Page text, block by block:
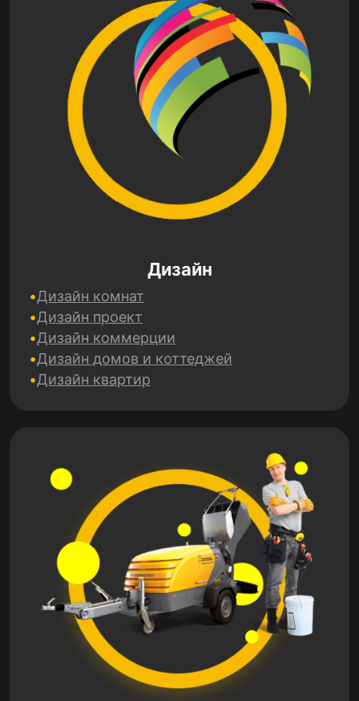
Дизайн
Дизайн комнат
Дизайн проект
Дизайн коммерции
Дизайн домов и коттеджей
Дизайн квартир